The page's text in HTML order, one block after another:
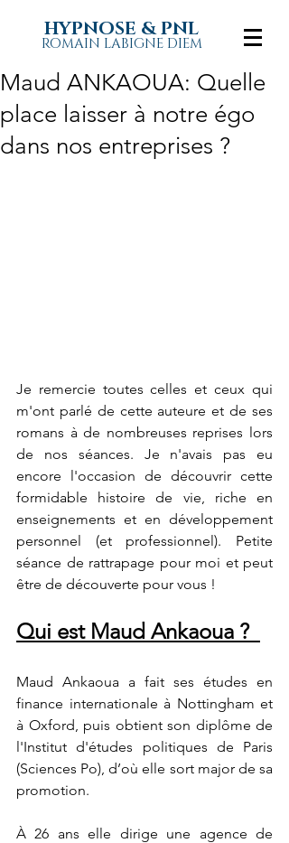
HYPNOSE & PNL
ROMAIN LABIGNE DIEM
Maud ANKAOUA: Quelle
place laisser à notre égo
dans nos entreprises ?
Je remercie toutes celles et ceux qui
m'ont parlé de cette auteure et de ses
romans à de nombreuses reprises lors
de nos séances. Je n'avais pas eu
encore l'occasion de découvrir cette
formidable histoire de vie, riche en
enseignements et en développement
personnel (et professionnel). Petite
séance de rattrapage pour moi et peut
être de découverte pour vous !
Qui est Maud Ankaoua ?
Maud Ankaoua a fait ses études en
finance internationale à Nottingham et
à Oxford, puis obtient son diplôme de
l'Institut d'études politiques de Paris
(Sciences Po), d’où elle sort major de sa
promotion.
À 26 ans elle dirige une agence de